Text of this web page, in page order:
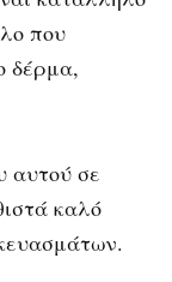
που
δέρμα,
αυτού σε
καλό